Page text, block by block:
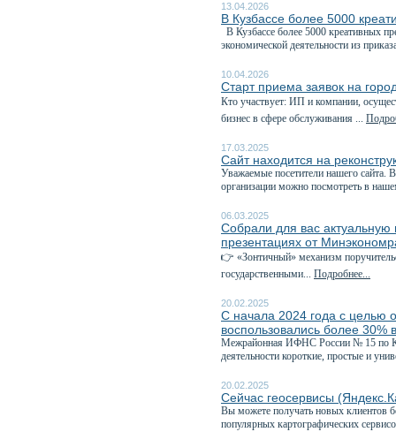
13.04.2026
В Кузбассе более 5000
В Кузбассе более 5000 креативных
экономической деятельности из
10.04.2026
Старт приема заявок на
Кто участвует: ИП и компании,
бизнес в сфере обслуживания ...
17.03.2025
Сайт находится на
Уважаемые посетители нашего сайта.
организации можно посмотреть в
06.03.2025
Собрали для вас
презентациях от
👉 «Зонтичный» механизм
государственными... Подробнее...
20.02.2025
С начала 2024 года с целью
воспользовались более 30%
Межрайонная ИФНС России № 15 по
деятельности короткие, простые и
20.02.2025
Сейчас геосервисы
Вы можете получать новых клиентов
популярных картографических